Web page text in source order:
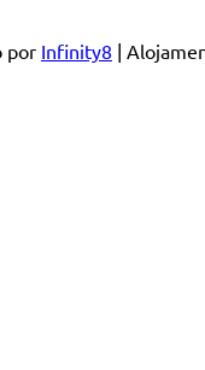
por Infinity8 |